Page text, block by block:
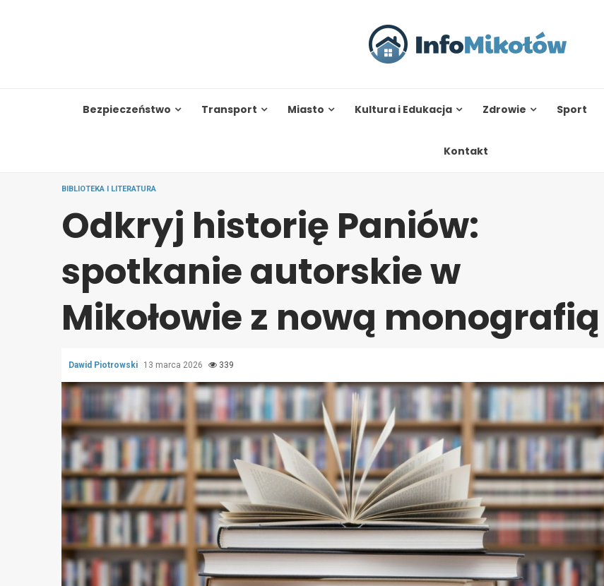
Bezpieczeństwo Transport Miasto Kultura i Edukacja Zdrowie Sport
Kontakt
BIBLIOTEKA I LITERATURA
Odkryj historię Paniów:
spotkanie autorskie w
Mikołowie z nową monografią
Dawid Piotrowski 13 marca 2026 339